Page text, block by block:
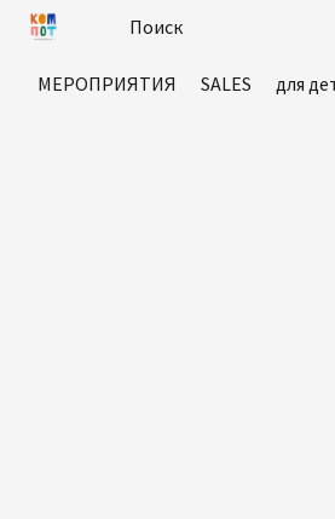
МЕРОПРИЯТИЯ SALES для